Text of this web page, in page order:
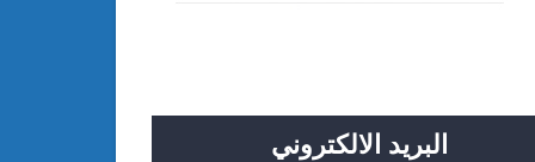
البريد الالكتروني